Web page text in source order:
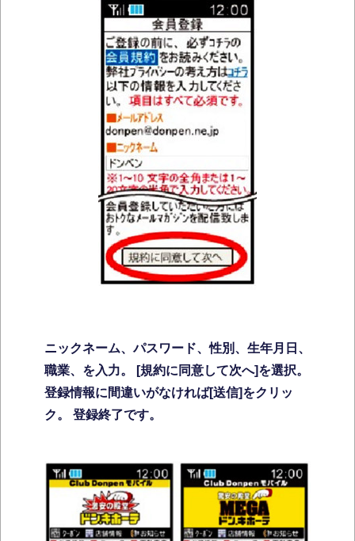
ニックネーム、パスワード、性別、生年月日、
職業、を入力。
[規約に同意して次へ]を選択。
登録情報に間違いがなければ[送信]をクリッ
ク。
登録終了です。